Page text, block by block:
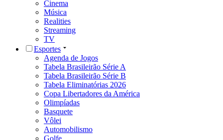
Cinema
Música
Realities
Streaming
TV
Esportes
Agenda de Jogos
Tabela Brasileirão Série A
Tabela Brasileirão Série B
Tabela Eliminatórias 2026
Copa Libertadores da América
Olimpíadas
Basquete
Vôlei
Automobilismo
Golfe